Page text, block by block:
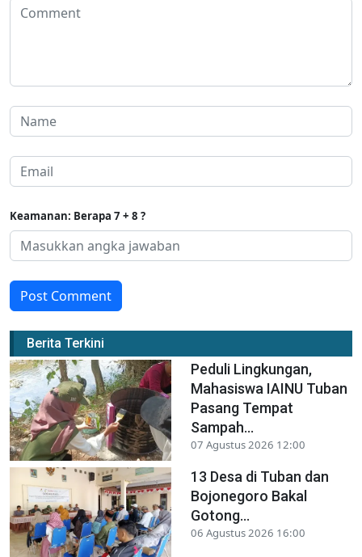
Keamanan: Berapa 7 + 8 ?
Post Comment
Berita Terkini
Peduli Lingkungan,
Mahasiswa IAINU Tuban
Pasang Tempat
Sampah...
07 Agustus 2026 12:00
13 Desa di Tuban dan
Bojonegoro Bakal
Gotong...
06 Agustus 2026 16:00